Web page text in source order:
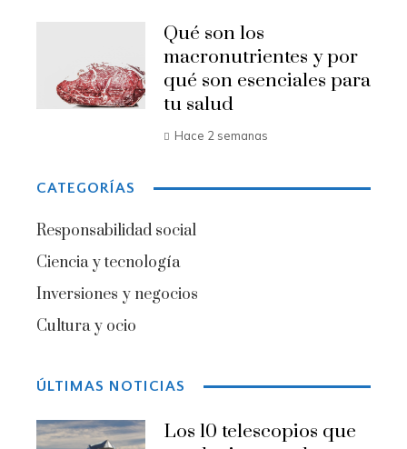
Qué son los
macronutrientes y por
qué son esenciales para
tu salud
Hace 2 semanas
CATEGORÍAS
Responsabilidad social
Ciencia y tecnología
Inversiones y negocios
Cultura y ocio
ÚLTIMAS NOTICIAS
Los 10 telescopios que